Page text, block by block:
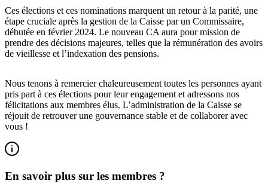
Ces élections et ces nominations marquent un retour à la parité, une
étape cruciale après la gestion de la Caisse par un Commissaire,
débutée en février 2024. Le nouveau CA aura pour mission de
prendre des décisions majeures, telles que la rémunération des avoirs
de vieillesse et l’indexation des pensions.
Nous tenons à remercier chaleureusement toutes les personnes ayant
pris part à ces élections pour leur engagement et adressons nos
félicitations aux membres élus. L’administration de la Caisse se
réjouit de retrouver une gouvernance stable et de collaborer avec
vous !
En savoir plus sur les membres ?